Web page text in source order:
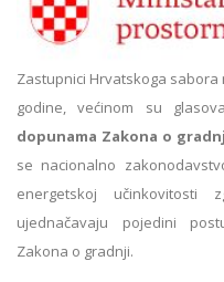
Zastupnici Hrvatskoga sabora
godine, većinom su
dopunama Zakona o
se nacionalno
energetskoj
ujednačavaju pojedini
Zakona o gradnji.